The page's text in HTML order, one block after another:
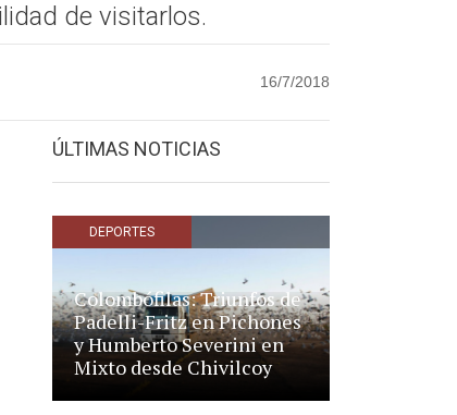
de visitarlos.
16/7/2018
ÚLTIMAS NOTICIAS
DEPORTES
Colombófilas: Triunfos de
Padelli-Fritz en Pichones
y Humberto Severini en
Mixto desde Chivilcoy